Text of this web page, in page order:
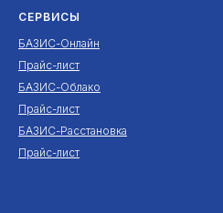
СЕРВИСЫ
БАЗИС-Онлайн
Прайс-лист
БАЗИС-Облако
Прайс-лист
БАЗИС-Расстановка
Прайс-лист